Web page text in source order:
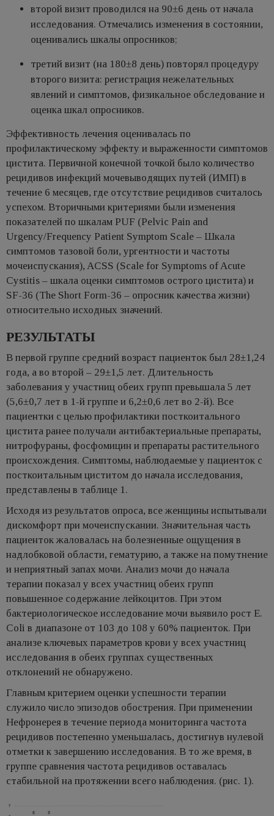
второй визит проводился на 90±6 день от начала
исследования. Отмечались изменения в состоянии,
оценивались шкалы опросников;
третий визит (на 180±8 день) повторял процедуру
второго визита: регистрация нежелательных
явлений и симптомов, физикальное обследование и
оценка шкал опросников.
Эффективность лечения оценивалась по
профилактическому эффекту и выраженности симптомов
цистита. Первичной конечной точкой было количество
рецидивов инфекций мочевыводящих путей (ИМП) в
течение 6 месяцев, где отсутствие рецидивов считалось
успехом. Вторичными критериями были изменения
показателей по шкалам PUF (Pelvic Pain and
Urgency/Frequency Patient Symptom Scale – Шкала
симптомов тазовой боли, ургентности и частоты
мочеиспускания), ACSS (Scale for Symptoms of Acute
Cystitis – шкала оценки симптомов острого цистита) и
SF-36 (The Short Form-36 – опросник качества жизни)
относительно исходных значений.
РЕЗУЛЬТАТЫ
В первой группе средний возраст пациенток был 28±1,24
года, а во второй – 29±1,5 лет. Длительность
заболевания у участниц обеих групп превышала 5 лет
(5,6±0,7 лет в 1-й группе и 6,2±0,6 лет во 2-й). Все
пациентки с целью профилактики посткоитального
цистита ранее получали антибактериальные препараты,
нитрофураны, фосфомицин и препараты растительного
происхождения. Симптомы, наблюдаемые у пациенток с
посткоитальным циститом до начала исследования,
представлены в таблице 1.
Исходя из результатов опроса, все женщины испытывали
дискомфорт при мочеиспускании. Значительная часть
пациенток жаловалась на болезненные ощущения в
надлобковой области, гематурию, а также на помутнение
и неприятный запах мочи. Анализ мочи до начала
терапии показал у всех участниц обеих групп
повышенное содержание лейкоцитов. При этом
бактериологическое исследование мочи выявило рост E.
Coli в диапазоне от 103 до 108 у 60% пациенток. При
анализе ключевых параметров крови у всех участниц
исследования в обеих группах существенных
отклонений не обнаружено.
Главным критерием оценки успешности терапии
служило число эпизодов обострения. При применении
Нефронерея в течение периода мониторинга частота
рецидивов постепенно уменьшалась, достигнув нулевой
отметки к завершению исследования. В то же время, в
группе сравнения частота рецидивов оставалась
стабильной на протяжении всего наблюдения. (рис. 1).